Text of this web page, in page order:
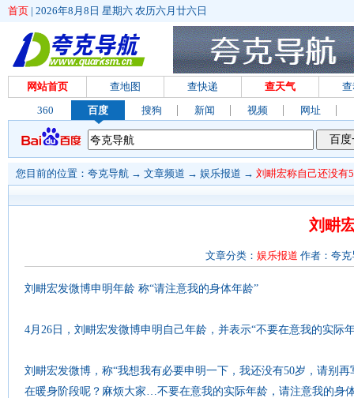
首页 | 2026年8月8日 星期六 农历六月廿六日
网站首页 查地图 查快递 查天气
360
百度 搜狗 新闻 视频 网址
您目前的位置： 夸克导航 → 文章频道 → 娱乐报道 → 刘畊宏称自己还没有
刘畊
文章分类： 娱乐报道 作者：夸克
刘畊宏发微博申明年龄 称“请注意我的身体年龄”
4月26日，刘畊宏发微博申明自己年龄，并表示“不要在意我的实际
刘畊宏发微博，称“我想我有必要申明一下，我还没有50岁，请别
在暖身阶段呢？麻烦大家…不要在意我的实际年龄，请注意我的身